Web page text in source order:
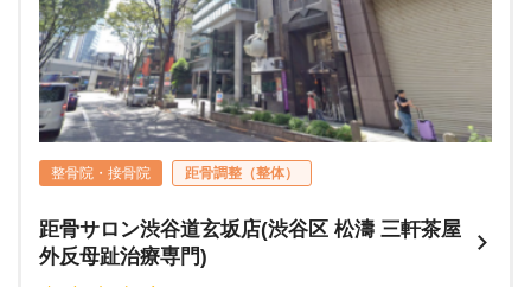
整骨院・接骨院 距骨調整（整体）
距骨サロン渋谷道玄坂店(渋谷区 松濤 三軒茶屋
外反母趾治療専門)